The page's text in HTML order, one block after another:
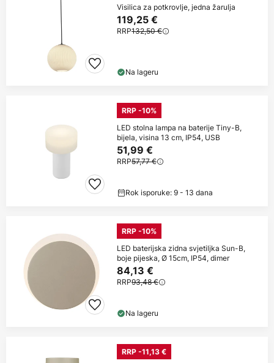
Visilica za potkrovlje, jedna žarulja
119,25 €
RRP132,50 €
Na lageru
RRP -10%
LED stolna lampa na baterije Tiny-B,
bijela, visina 13 cm, IP54, USB
51,99 €
RRP57,77 €
Rok isporuke: 9 - 13 dana
RRP -10%
LED baterijska zidna svjetiljka Sun-B,
boje pijeska, Ø 15cm, IP54, dimer
84,13 €
RRP93,48 €
Na lageru
RRP -11,13 €